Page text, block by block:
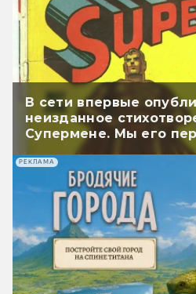
В сети впервые
неизданное
Супермене. Мы его
РЕКЛАМА